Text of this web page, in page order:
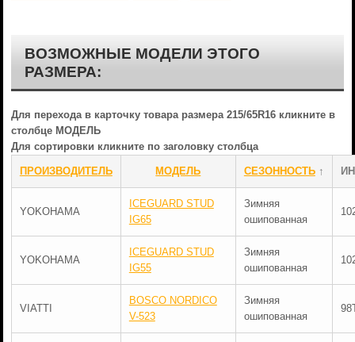
ВОЗМОЖНЫЕ МОДЕЛИ ЭТОГО
РАЗМЕРА:
Для перехода в карточку товара размера 215/65R16 кликните в
столбце МОДЕЛЬ
Для сортировки кликните по заголовку столбца
ПРОИЗВОДИТЕЛЬ МОДЕЛЬ СЕЗОННОСТЬ↑
YOKOHAMA
ICEGUARD STUD
IG65
Зимняя
ошипованная
YOKOHAMA
ICEGUARD STUD
IG55
Зимняя
ошипованная
VIATTI
BOSCO NORDICO
V-523
Зимняя
ошипованная